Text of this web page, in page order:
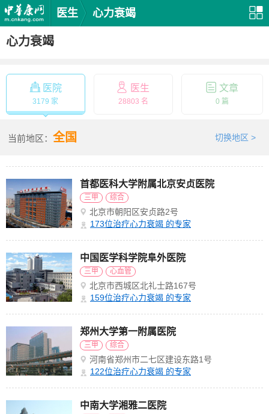
医生 心力衰竭
心力衰竭
医院
3179 家
医生
28803 名
文章
0 篇
当前地区： 全国 切换地区 >
首都医科大学附属北京安贞医院
三甲 综合
北京市朝阳区安贞路2号
173位治疗心力衰竭 的专家
中国医学科学院阜外医院
三甲 心血管
北京市西城区北礼士路167号
159位治疗心力衰竭 的专家
郑州大学第一附属医院
三甲 综合
河南省郑州市二七区建设东路1号
122位治疗心力衰竭 的专家
中南大学湘雅二医院